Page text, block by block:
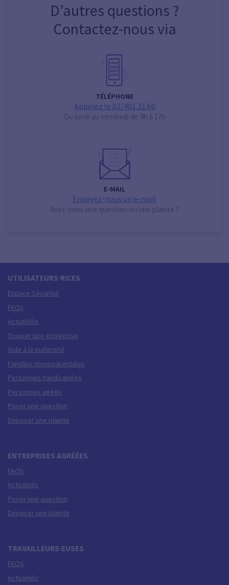
D’autres questions ?
Contactez-nous via
TÉLÉPHONE
Appelez le 02/401.31.60
Du lundi au vendredi de 9h à 17h
E-MAIL
Envoyez-nous un e-mail
Avez-vous une question ou une plainte ?
UTILISATEURS·RICES
Espace Sécurisé
FAQs
Actualités
Trouver une entreprise
Aide à la maternité
Familles monoparentales
Personnes handicapées
Personnes agées
Poser une question
Déposer une plainte
ENTREPRISES AGRÉÉES
FAQS
Actualités
Poser une question
Déposer une plainte
TRAVAILLEURS·EUSES
FAQS
Actualités